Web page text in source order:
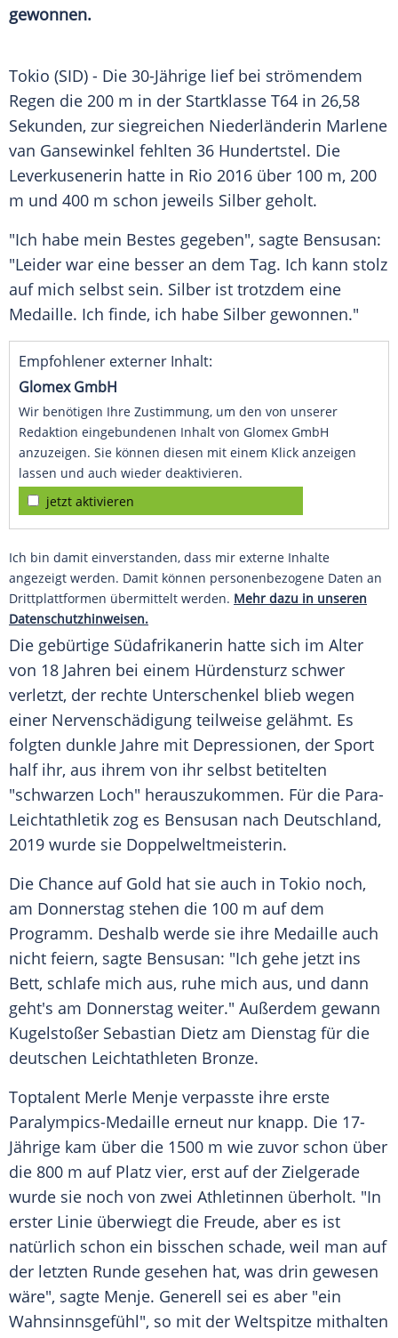
gewonnen.
Tokio (SID) - Die 30-Jährige lief bei strömendem
Regen die 200 m in der Startklasse T64 in 26,58
Sekunden, zur siegreichen Niederländerin Marlene
van Gansewinkel fehlten 36 Hundertstel. Die
Leverkusenerin hatte in Rio 2016 über 100 m, 200
m und 400 m schon jeweils Silber geholt.
"Ich habe mein Bestes gegeben", sagte Bensusan:
"Leider war eine besser an dem Tag. Ich kann stolz
auf mich selbst sein. Silber ist trotzdem eine
Medaille. Ich finde, ich habe Silber gewonnen."
Empfohlener externer Inhalt:
Glomex GmbH
Wir benötigen Ihre Zustimmung, um den von unserer
Redaktion eingebundenen Inhalt von Glomex GmbH
anzuzeigen. Sie können diesen mit einem Klick anzeigen
lassen und auch wieder deaktivieren.
jetzt aktivieren
Ich bin damit einverstanden, dass mir externe Inhalte
angezeigt werden. Damit können personenbezogene Daten an
Drittplattformen übermittelt werden. Mehr dazu in unseren
Datenschutzhinweisen.
Die gebürtige Südafrikanerin hatte sich im Alter
von 18 Jahren bei einem Hürdensturz schwer
verletzt, der rechte Unterschenkel blieb wegen
einer Nervenschädigung teilweise gelähmt. Es
folgten dunkle Jahre mit Depressionen, der Sport
half ihr, aus ihrem von ihr selbst betitelten
"schwarzen Loch" herauszukommen. Für die Para-
Leichtathletik zog es Bensusan nach Deutschland,
2019 wurde sie Doppelweltmeisterin.
Die Chance auf Gold hat sie auch in Tokio noch,
am Donnerstag stehen die 100 m auf dem
Programm. Deshalb werde sie ihre Medaille auch
nicht feiern, sagte Bensusan: "Ich gehe jetzt ins
Bett, schlafe mich aus, ruhe mich aus, und dann
geht's am Donnerstag weiter." Außerdem gewann
Kugelstoßer Sebastian Dietz am Dienstag für die
deutschen Leichtathleten Bronze.
Toptalent Merle Menje verpasste ihre erste
Paralympics-Medaille erneut nur knapp. Die 17-
Jährige kam über die 1500 m wie zuvor schon über
die 800 m auf Platz vier, erst auf der Zielgerade
wurde sie noch von zwei Athletinnen überholt. "In
erster Linie überwiegt die Freude, aber es ist
natürlich schon ein bisschen schade, weil man auf
der letzten Runde gesehen hat, was drin gewesen
wäre", sagte Menje. Generell sei es aber "ein
Wahnsinnsgefühl", so mit der Weltspitze mithalten